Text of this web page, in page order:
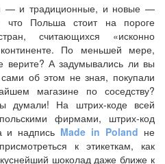
— и традиционные, и новые —
Польша стоит на пороге
считающихся «исконно
По меньшей мере,
верите? А задумывались ли вы
об этом не зная, покупали
магазине по соседству?
думали! На штрих-коде всей
фирмами, штрих-код
и надпись Made in Poland не
к этикеткам, как
шоколад даже ближе к